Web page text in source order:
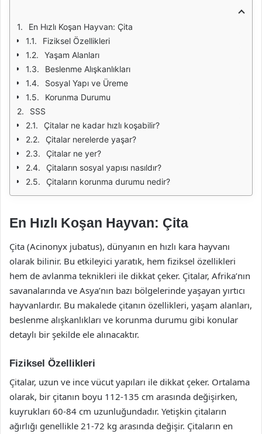
En Hızlı Koşan Hayvan: Çita
Fiziksel Özellikleri
Yaşam Alanları
Beslenme Alışkanlıkları
Sosyal Yapı ve Üreme
Korunma Durumu
SSS
Çitalar ne kadar hızlı koşabilir?
Çitalar nerelerde yaşar?
Çitalar ne yer?
Çitaların sosyal yapısı nasıldır?
Çitaların korunma durumu nedir?
En Hızlı Koşan Hayvan: Çita
Çita (Acinonyx jubatus), dünyanın en hızlı kara hayvanı
olarak bilinir. Bu etkileyici yaratık, hem fiziksel özellikleri
hem de avlanma teknikleri ile dikkat çeker. Çitalar, Afrika’nın
savanalarında ve Asya’nın bazı bölgelerinde yaşayan yırtıcı
hayvanlardır. Bu makalede çitanın özellikleri, yaşam alanları,
beslenme alışkanlıkları ve korunma durumu gibi konular
detaylı bir şekilde ele alınacaktır.
Fiziksel Özellikleri
Çitalar, uzun ve ince vücut yapıları ile dikkat çeker. Ortalama
olarak, bir çitanın boyu 112-135 cm arasında değişirken,
kuyrukları 60-84 cm uzunluğundadır. Yetişkin çitaların
ağırlığı genellikle 21-72 kg arasında değişir. Çitaların en